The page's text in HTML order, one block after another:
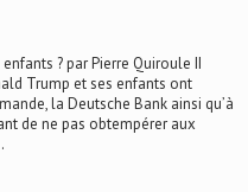
? par Pierre Quiroule II
Trump et ses enfants ont
la Deutsche Bank ainsi qu’à
de ne pas obtempérer aux